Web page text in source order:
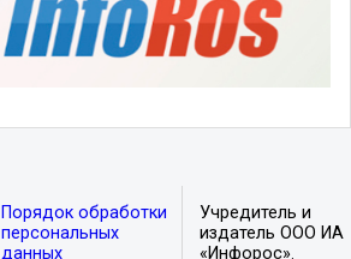
Порядок обработки
персональных
данных
Учредитель и
издатель ООО ИА
«Инфорос».